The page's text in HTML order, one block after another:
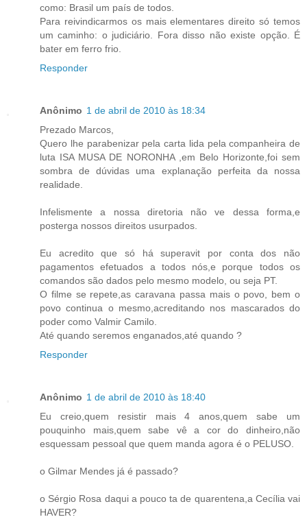
como: Brasil um país de todos.
Para reivindicarmos os mais elementares direito só temos
um caminho: o judiciário. Fora disso não existe opção. É
bater em ferro frio.
Responder
Anônimo 1 de abril de 2010 às 18:34
Prezado Marcos,
Quero lhe parabenizar pela carta lida pela companheira de
luta ISA MUSA DE NORONHA ,em Belo Horizonte,foi sem
sombra de dúvidas uma explanação perfeita da nossa
realidade.
Infelismente a nossa diretoria não ve dessa forma,e
posterga nossos direitos usurpados.
Eu acredito que só há superavit por conta dos não
pagamentos efetuados a todos nós,e porque todos os
comandos são dados pelo mesmo modelo, ou seja PT.
O filme se repete,as caravana passa mais o povo, bem o
povo continua o mesmo,acreditando nos mascarados do
poder como Valmir Camilo.
Até quando seremos enganados,até quando ?
Responder
Anônimo 1 de abril de 2010 às 18:40
Eu creio,quem resistir mais 4 anos,quem sabe um
pouquinho mais,quem sabe vê a cor do dinheiro,não
esquessam pessoal que quem manda agora é o PELUSO.
o Gilmar Mendes já é passado?
o Sérgio Rosa daqui a pouco ta de quarentena,a Cecília vai
HAVER?